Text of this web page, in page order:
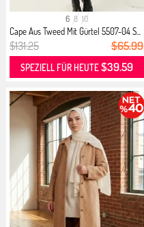
6 8 10
Cape Aus Tweed Mit Gürtel 5507-04 S...
$131.25 $65.99
SPEZIELL FÜR HEUTE$39.59